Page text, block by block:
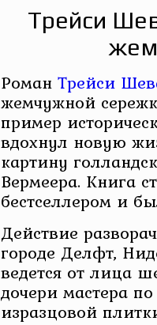
Трейси
Роман Трейси
жемчужной
пример
вдохнул новую
картину
Вермеера. Книга
бестселлером и
Действие
городе Делфт,
ведется от лица
дочери мастера
изразцовой